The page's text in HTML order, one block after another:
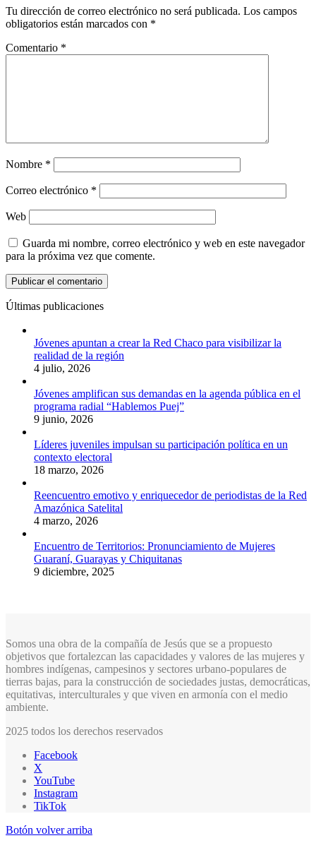
Tu dirección de correo electrónico no será publicada. Los campos
obligatorios están marcados con *
Comentario *
Nombre *
Correo electrónico *
Web
Guarda mi nombre, correo electrónico y web en este navegador
para la próxima vez que comente.
Últimas publicaciones
Jóvenes apuntan a crear la Red Chaco para visibilizar la
realidad de la región
4 julio, 2026
Jóvenes amplifican sus demandas en la agenda pública en el
programa radial “Hablemos Puej”
9 junio, 2026
Líderes juveniles impulsan su participación política en un
contexto electoral
18 marzo, 2026
Reencuentro emotivo y enriquecedor de periodistas de la Red
Amazónica Satelital
4 marzo, 2026
Encuentro de Territorios: Pronunciamiento de Mujeres
Guaraní, Guarayas y Chiquitanas
9 diciembre, 2025
Somos una obra de la compañía de Jesús que se a propuesto
objetivos que fortalezcan las capacidades y valores de las mujeres y
hombres indígenas, campesinos y sectores urbano-populares de
tierras bajas, para la construcción de sociedades justas, democráticas,
equitativas, interculturales y que viven en armonía con el medio
ambiente.
2025 todos los derechos reservados
Facebook
X
YouTube
Instagram
TikTok
Botón volver arriba